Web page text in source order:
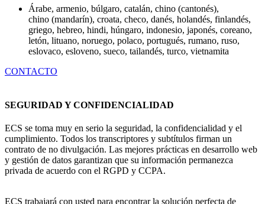
Árabe, armenio, búlgaro, catalán, chino (cantonés),
chino (mandarín), croata, checo, danés, holandés, finlandés,
griego, hebreo, hindi, húngaro, indonesio, japonés, coreano,
letón, lituano, noruego, polaco, portugués, rumano, ruso,
eslovaco, esloveno, sueco, tailandés, turco, vietnamita
CONTACTO
SEGURIDAD Y CONFIDENCIALIDAD
ECS se toma muy en serio la seguridad, la confidencialidad y el
cumplimiento. Todos los transcriptores y subtítulos firman un
contrato de no divulgación. Las mejores prácticas en desarrollo web
y gestión de datos garantizan que su información permanezca
privada de acuerdo con el RGPD y CCPA.
ECS trabajará con usted para encontrar la solución perfecta de